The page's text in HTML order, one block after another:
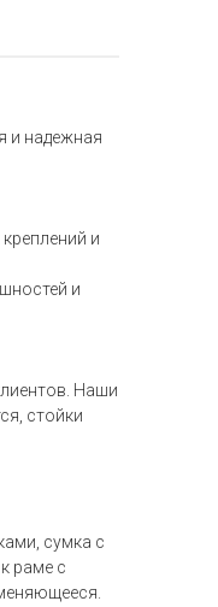
и надежная
и
и
Наши
стойки
сумка с
раме с